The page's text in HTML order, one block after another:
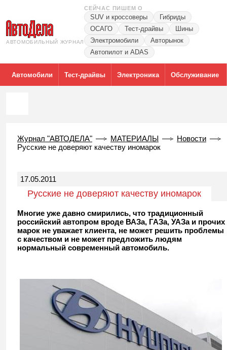
АВТОМОБИЛЬНЫЙ ЖУРНАЛ
СЕЙЧАС ПИШЕМ О
SUV и кроссоверы
Гибриды
ОСАГО
Тест-драйвы
Шины
Электромобили
Авторынок
Автопилот и ADAS
Автомобили Тест-драйвы Электроника Обслуживание
Журнал "АВТОДЕЛА" МАТЕРИАЛЫ
Новости
Русские не доверяют качеству иномарок
17.05.2011
Русские не доверяют качеству иномарок
Многие уже давно смирились, что традиционный
российский автопром вроде ВАЗа, ГАЗа, УАЗа и прочих
марок не уважает клиента, не может решить проблемы
с качеством и не может предложить людям
нормальный современный автомобиль.